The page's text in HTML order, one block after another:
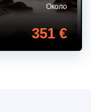
Около
351 €